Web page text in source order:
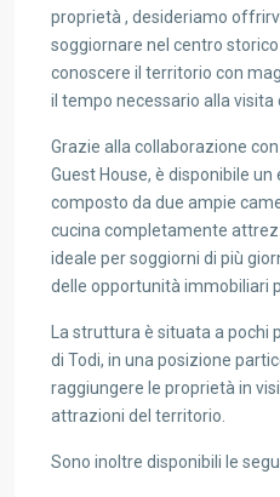
proprietà , desideriamo
soggiornare nel centro
conoscere il territorio con
il tempo necessario alla visita
Grazie alla collaborazione
Guest House, è disponibile
composto da due ampie
cucina completamente
ideale per soggiorni di più
delle opportunità immobiliari
La struttura è situata a pochi
di Todi, in una posizione
raggiungere le proprietà in
attrazioni del territorio.
Sono inoltre disponibili le